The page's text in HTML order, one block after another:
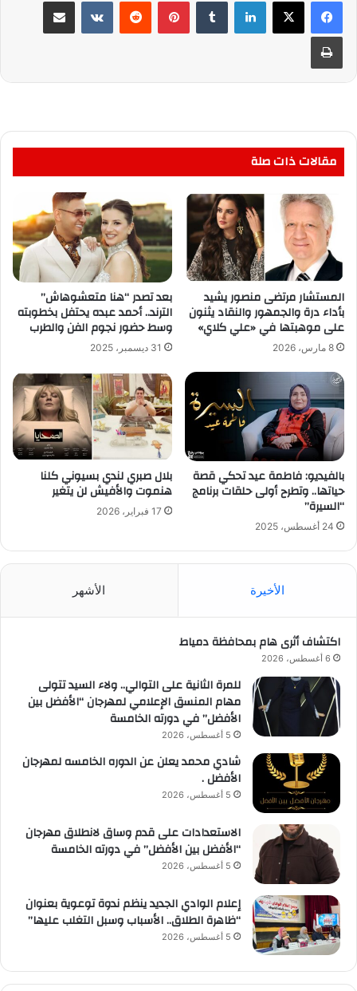
طباعة
مقالات ذات صلة
المستشار مرتضى منصور يشيد
بأداء درة والجمهور والنقاد يثنون
على موهبتها في «علي كلاي»
8 مارس، 2026
بعد تصدر “هنا متعشوهاش”
الترند.. أحمد عبده يحتفل بخطوبته
وسط حضور نجوم الفن والطرب
31 ديسمبر، 2025
بالفيديو: فاطمة عيد تحكي قصة
حياتها.. وتطرح أولى حلقات برنامج
“السيرة”
24 أغسطس، 2025
بلال صبري لندي بسيوني كلنا
هنموت والأفيش لن يتغير
17 فبراير، 2026
الأخيرة الأشهر
اكتشاف أثرى هام بمحافظة دمياط
6 أغسطس، 2026
للمرة الثانية على التوالي.. ولاء السيد تتولى
مهام المنسق الإعلامي لمهرجان “الأفضل بين
الأفضل” في دورته الخامسة
5 أغسطس، 2026
شادي محمد يعلن عن الدوره الخامسه لمهرجان
الأفضل .
5 أغسطس، 2026
الاستعدادات على قدم وساق لانطلاق مهرجان
“الأفضل بين الأفضل” في دورته الخامسة
5 أغسطس، 2026
إعلام الوادي الجديد ينظم ندوة توعوية بعنوان
“ظاهرة الطلاق.. الأسباب وسبل التغلب عليها”
5 أغسطس، 2026